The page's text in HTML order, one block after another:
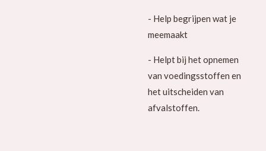
- Help begrijpen wat je
meemaakt
- Helpt bij het opnemen
van voedingsstoffen en
het uitscheiden van
afvalstoffen.